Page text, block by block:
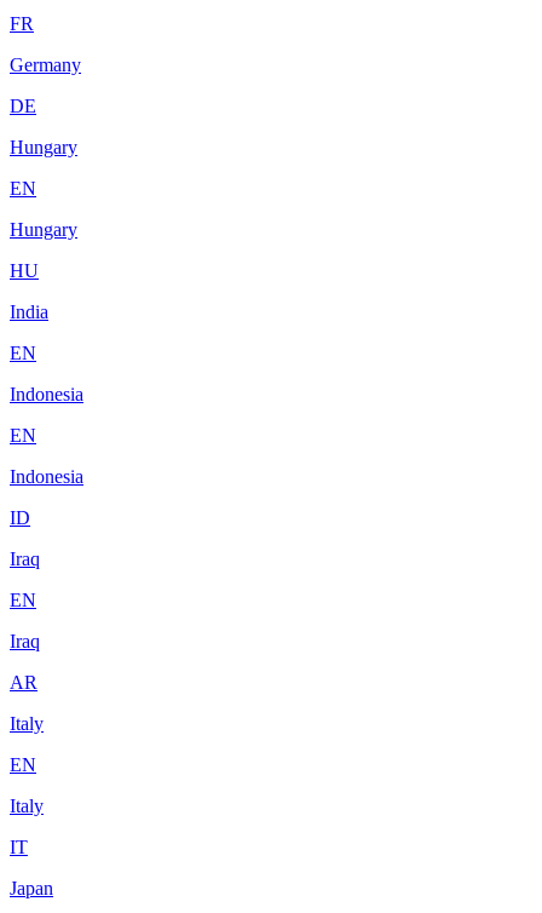
FR
Germany
DE
Hungary
EN
Hungary
HU
India
EN
Indonesia
EN
Indonesia
ID
Iraq
EN
Iraq
AR
Italy
EN
Italy
IT
Japan